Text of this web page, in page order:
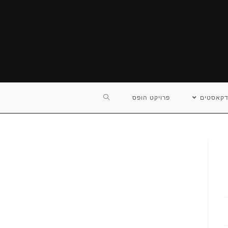
פרויקט הופס TOGGLE